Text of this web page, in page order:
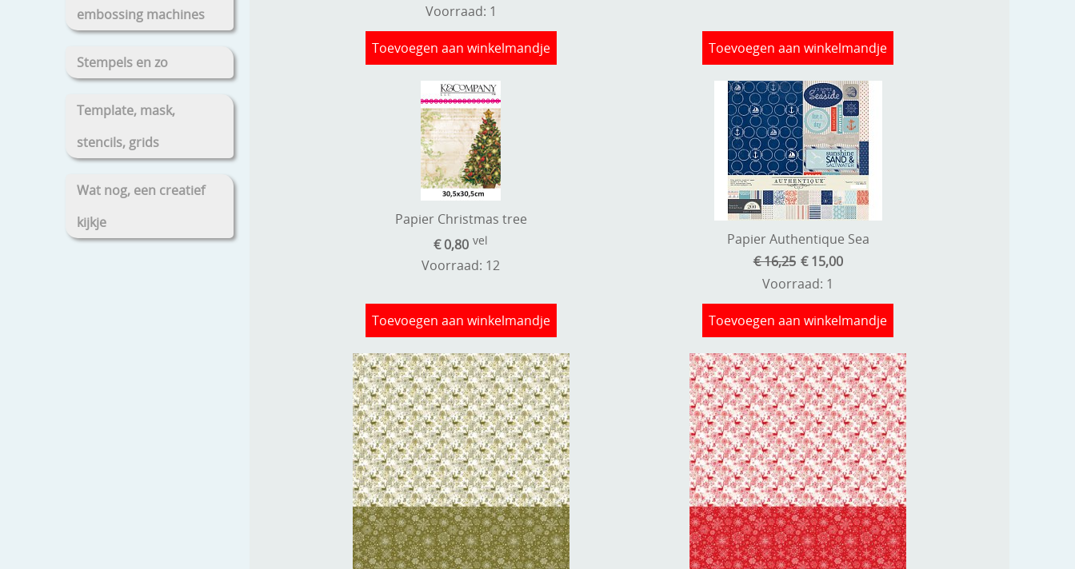
embossing machines
Stempels en zo
Template, mask,
stencils, grids
Wat nog, een creatief
kijkje
Voorraad: 1
Toevoegen aan winkelmandje Toevoegen aan winkelmandje
Papier Christmas tree
€ 0,80 vel
Voorraad: 12
Toevoegen aan winkelmandje
Papier Authentique Sea
€ 16,25 € 15,00
Voorraad: 1
Toevoegen aan winkelmandje